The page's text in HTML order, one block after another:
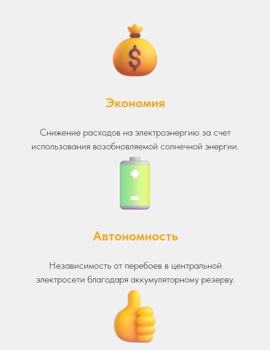
Экономия
Снижение расходов на электроэнергию за счет
использования возобновляемой солнечной энергии.
Автономность
Независимость от перебоев в центральной
электросети благодаря аккумуляторному резерву.